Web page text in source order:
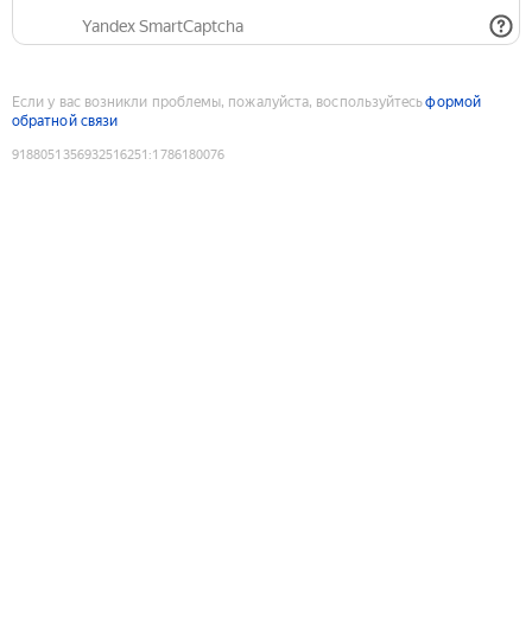
Yandex SmartCaptcha
Если у вас возникли проблемы, пожалуйста, воспользуйтесьформой
обратной связи
9188051356932516251 :1786180076